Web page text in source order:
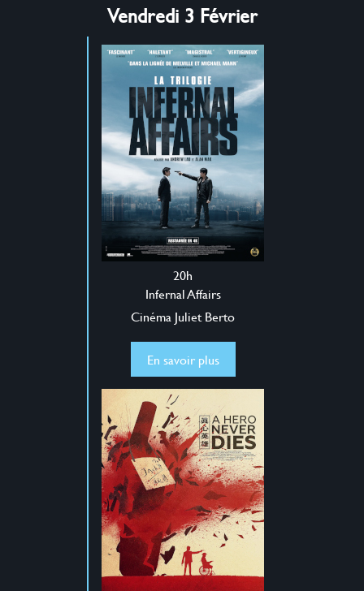
Vendredi 3 Février
20h
Infernal Affairs
Cinéma Juliet Berto
En savoir plus